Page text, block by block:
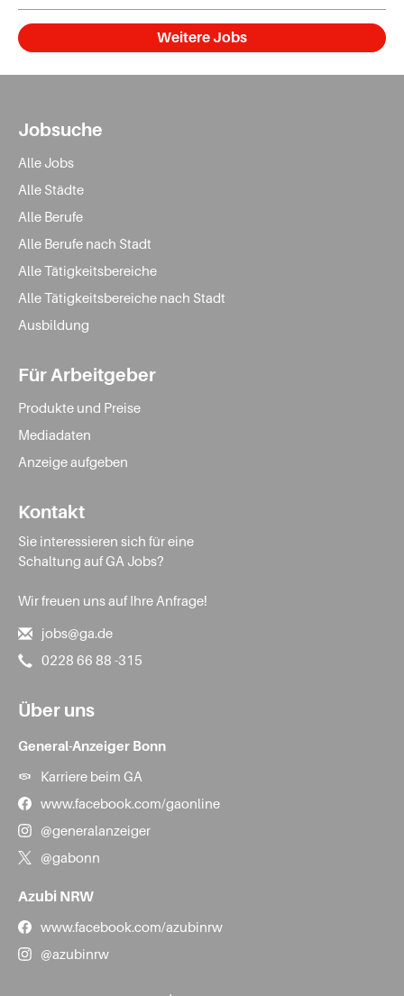
Weitere Jobs
Jobsuche
Alle Jobs
Alle Städte
Alle Berufe
Alle Berufe nach Stadt
Alle Tätigkeitsbereiche
Alle Tätigkeitsbereiche nach Stadt
Ausbildung
Für Arbeitgeber
Produkte und Preise
Mediadaten
Anzeige aufgeben
Kontakt
Sie interessieren sich für eine
Schaltung auf GA Jobs?
Wir freuen uns auf Ihre Anfrage!
jobs@ga.de
0228 66 88 -315
Über uns
General-Anzeiger Bonn
Karriere beim GA
www.facebook.com/gaonline
@generalanzeiger
@gabonn
Azubi NRW
www.facebook.com/azubinrw
@azubinrw